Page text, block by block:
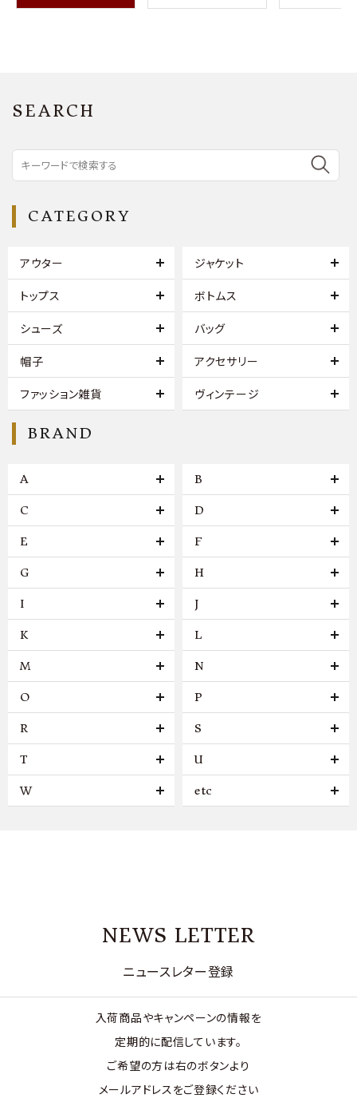
SEARCH
CATEGORY
アウター ジャケット
トップス ボトムス
シューズ バッグ
帽子 アクセサリー
ファッション雑貨 ヴィンテージ
BRAND
A B
C D
E F
G H
I J
K L
M N
O P
R S
T U
W etc
NEWS LETTER
ニュースレター登録
入荷商品やキャンペーンの情報を
定期的に配信しています。
ご希望の方は右のボタンより
メールアドレスをご登録ください